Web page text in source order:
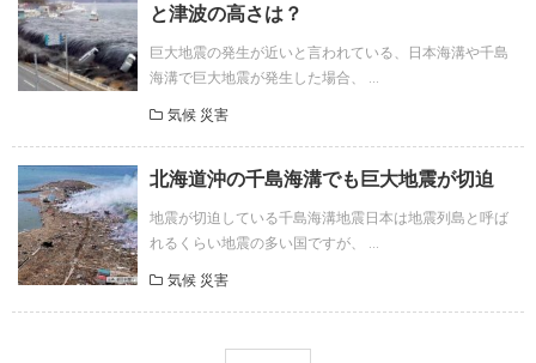
と津波の高さは？
巨大地震の発生が近いと言われている、日本海溝や千島
海溝で巨大地震が発生した場合、 ...
気候 災害
北海道沖の千島海溝でも巨大地震が切迫
地震が切迫している千島海溝地震日本は地震列島と呼ば
れるくらい地震の多い国ですが、 ...
気候 災害